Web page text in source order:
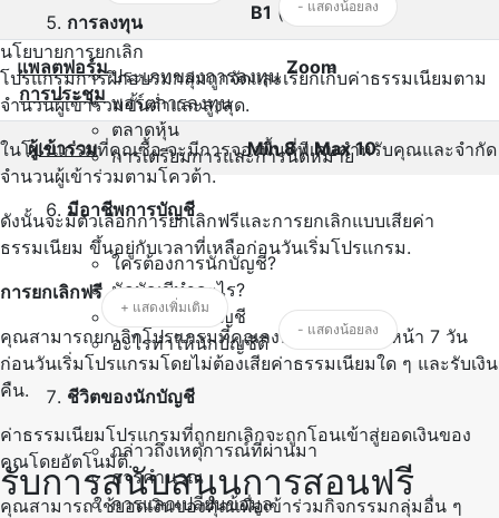
การลงทุน
ประเภทของการลงทุน
พอร์ตการลงทุน
ตลาดหุ้น
การเตรียมการและการนัดหมาย
มีอาชีพการบัญชี
ใครต้องการนักบัญชี?
นักบัญชีทำอะไร?
งานด้านการบัญชี
อะไรทำให้นักบัญชีดี
ชีวิตของนักบัญชี
กล่าวถึงเหตุการณ์ที่ผ่านมา
การคำนวณ
การแลกเปลี่ยนข้อมูล
B1 (ระดับกลาง)
แพลตฟอร์ม
การประชุม
Zoom
ผู้เข้าร่วม Min 8/Max 10
- แสดงน้อยลง
นโยบายการยกเลิก
โปรแกรมการฝึกอบรมกลุ่มถูกจัดและเรียกเก็บค่าธรรมเนียมตาม
จำนวนผู้เข้าร่วมขั้นต่ำและสูงสุด.
ในโปรแกรมที่คุณซื้อ จะมีการจองพื้นที่พิเศษสำหรับคุณและจำกัด
จำนวนผู้เข้าร่วมตามโควต้า.
ดังนั้นจะมีตัวเลือกการยกเลิกฟรีและการยกเลิกแบบเสียค่า
ธรรมเนียม ขึ้นอยู่กับเวลาที่เหลือก่อนวันเริ่มโปรแกรม.
การยกเลิกฟรี
คุณสามารถยกเลิกโปรแกรมที่คุณลงทะเบียนไว้ล่วงหน้า 7 วัน
ก่อนวันเริ่มโปรแกรมโดยไม่ต้องเสียค่าธรรมเนียมใด ๆ และรับเงิน
คืน.
ค่าธรรมเนียมโปรแกรมที่ถูกยกเลิกจะถูกโอนเข้าสู่ยอดเงินของ
คุณโดยอัตโนมัติ.
คุณสามารถใช้ยอดเงินของคุณเพื่อเข้าร่วมกิจกรรมกลุ่มอื่น ๆ
+ แสดงเพิ่มเติม
- แสดงน้อยลง
รับการสนับสนุนการสอนฟรี